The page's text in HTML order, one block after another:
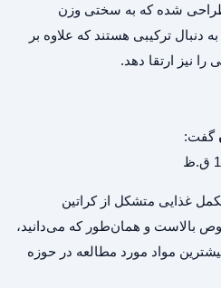
شده که به سختی وزن
دنبال ترکیبی هستند که علاوه بر
را نیز ارتقا دهد.
گفت:
غذایی متشکل از کراتین
بالاست و همان‌طور که می‌دانید،
مواد مورد مطالعه در حوزه